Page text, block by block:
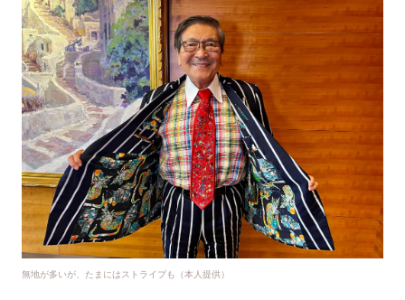
無地が多いが、たまにはストライプも（本人提供）